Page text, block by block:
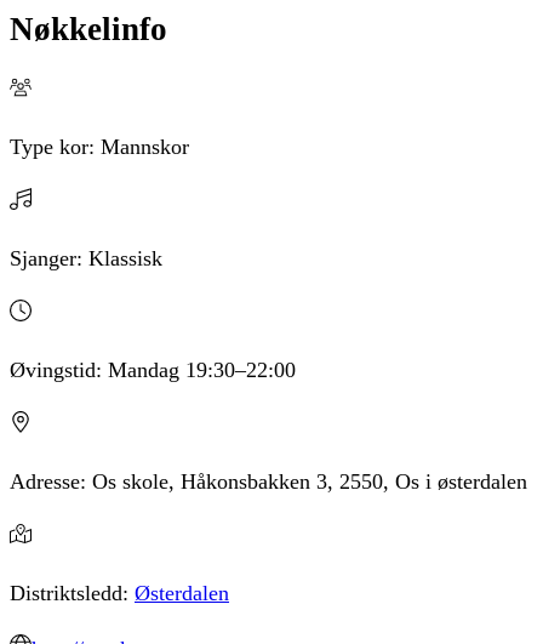
Nøkkelinfo
Type kor: Mannskor
Sjanger: Klassisk
Øvingstid: Mandag 19:30–22:00
Adresse: Os skole, Håkonsbakken 3, 2550, Os i østerdalen
Distriktsledd: Østerdalen